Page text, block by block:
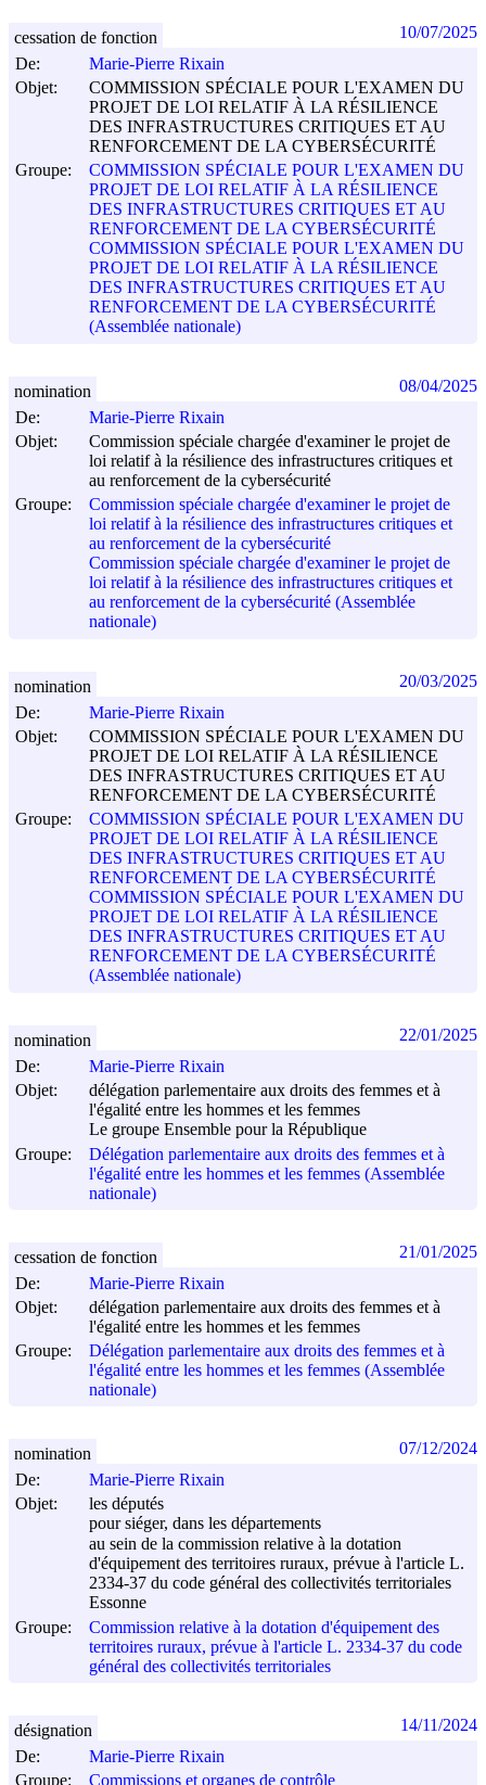
De:
Marie-Pierre Rixain
Objet:
COMMISSION SPÉCIALE POUR L'EXAMEN DU
PROJET DE LOI RELATIF À LA RÉSILIENCE
DES INFRASTRUCTURES CRITIQUES ET AU
RENFORCEMENT DE LA CYBERSÉCURITÉ
Groupe:
COMMISSION SPÉCIALE POUR L'EXAMEN DU
PROJET DE LOI RELATIF À LA RÉSILIENCE
DES INFRASTRUCTURES CRITIQUES ET AU
RENFORCEMENT DE LA CYBERSÉCURITÉ
COMMISSION SPÉCIALE POUR L'EXAMEN DU
PROJET DE LOI RELATIF À LA RÉSILIENCE
DES INFRASTRUCTURES CRITIQUES ET AU
RENFORCEMENT DE LA CYBERSÉCURITÉ
(Assemblée nationale)
cessation de fonction 10/07/2025
De:
Marie-Pierre Rixain
Objet:
Commission spéciale chargée d'examiner le projet de
loi relatif à la résilience des infrastructures critiques et
au renforcement de la cybersécurité
Groupe:
Commission spéciale chargée d'examiner le projet de
loi relatif à la résilience des infrastructures critiques et
au renforcement de la cybersécurité
Commission spéciale chargée d'examiner le projet de
loi relatif à la résilience des infrastructures critiques et
au renforcement de la cybersécurité (Assemblée
nationale)
nomination 08/04/2025
De:
Marie-Pierre Rixain
Objet:
COMMISSION SPÉCIALE POUR L'EXAMEN DU
PROJET DE LOI RELATIF À LA RÉSILIENCE
DES INFRASTRUCTURES CRITIQUES ET AU
RENFORCEMENT DE LA CYBERSÉCURITÉ
Groupe:
COMMISSION SPÉCIALE POUR L'EXAMEN DU
PROJET DE LOI RELATIF À LA RÉSILIENCE
DES INFRASTRUCTURES CRITIQUES ET AU
RENFORCEMENT DE LA CYBERSÉCURITÉ
COMMISSION SPÉCIALE POUR L'EXAMEN DU
PROJET DE LOI RELATIF À LA RÉSILIENCE
DES INFRASTRUCTURES CRITIQUES ET AU
RENFORCEMENT DE LA CYBERSÉCURITÉ
(Assemblée nationale)
nomination 20/03/2025
De:
Marie-Pierre Rixain
Objet:
délégation parlementaire aux droits des femmes et à
l'égalité entre les hommes et les femmes
Le groupe Ensemble pour la République
Groupe:
Délégation parlementaire aux droits des femmes et à
l'égalité entre les hommes et les femmes (Assemblée
nationale)
nomination 22/01/2025
De:
Marie-Pierre Rixain
Objet:
délégation parlementaire aux droits des femmes et à
l'égalité entre les hommes et les femmes
Groupe:
Délégation parlementaire aux droits des femmes et à
l'égalité entre les hommes et les femmes (Assemblée
nationale)
cessation de fonction 21/01/2025
De:
Marie-Pierre Rixain
Objet:
les députés
pour siéger, dans les départements
au sein de la commission relative à la dotation
d'équipement des territoires ruraux, prévue à l'article L.
2334-37 du code général des collectivités territoriales
Essonne
Groupe:
Commission relative à la dotation d'équipement des
territoires ruraux, prévue à l'article L. 2334-37 du code
général des collectivités territoriales
nomination 07/12/2024
De:
Marie-Pierre Rixain
Groupe:
Commissions et organes de contrôle
désignation 14/11/2024